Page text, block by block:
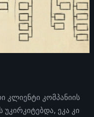
კლიენტი კომპანიის
ეკა კი